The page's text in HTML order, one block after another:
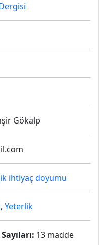
Gökalp
ihtiyaç doyumu
, Yeterlik
13 madde